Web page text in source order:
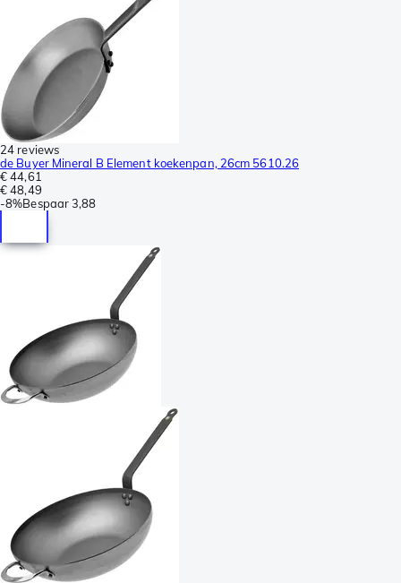
24 reviews
de Buyer Mineral B Element koekenpan, 26cm 5610.26
€ 44,61
€ 48,49
-8%Bespaar3,88